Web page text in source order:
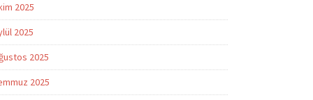
2025
2025
2025
2025